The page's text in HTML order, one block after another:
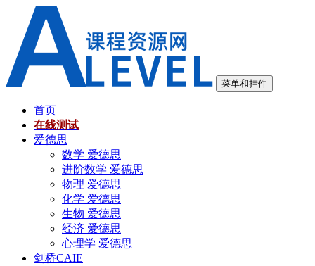
菜单和挂件
首页
在线测试
爱德思
数学 爱德思
进阶数学 爱德思
物理 爱德思
化学 爱德思
生物 爱德思
经济 爱德思
心理学 爱德思
剑桥CAIE